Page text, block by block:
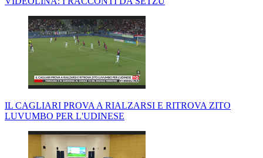
IL CAGLIARI PROVA A RIALZARSI E RITROVA ZITO
LUVUMBO PER L'UDINESE